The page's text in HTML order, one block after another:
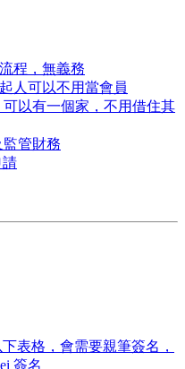
程，無義務
人可以不用當會員
可以有一個家，不用借住其
監管財務
請
表格，會需要親筆簽名，